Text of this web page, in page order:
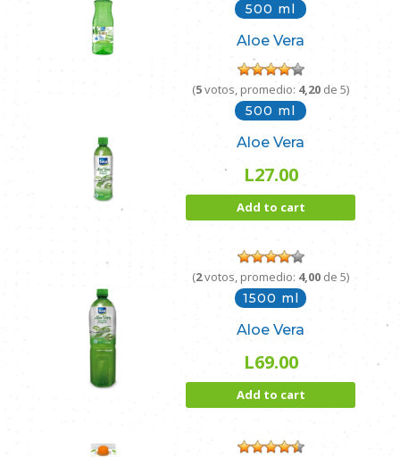
500 ml
Aloe Vera
(5votos, promedio: 4,20 de 5)
500 ml
Aloe Vera
L27.00
Add to cart
(2votos, promedio: 4,00 de 5)
1500 ml
Aloe Vera
L69.00
Add to cart